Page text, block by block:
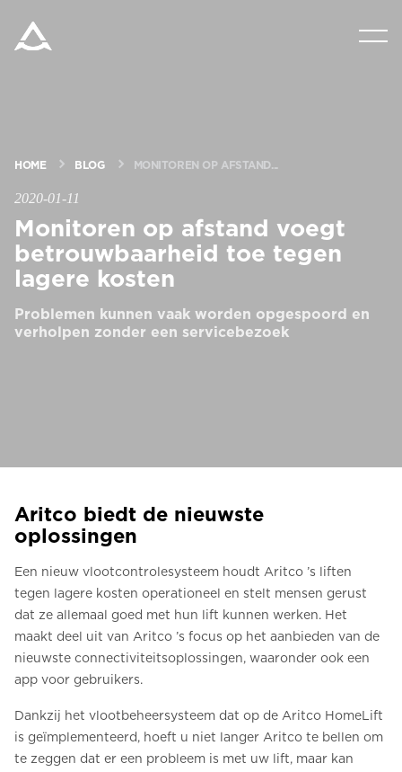
PRODUCTEN
BLOG & NIEUWS
Vraag om een prijsraming
Aanmelden voor nieuwsbrief
FAQ
Neem contact op
NL
HOME BLOG MONITOREN OP AFSTAND...
2020-01-11
Monitoren op afstand voegt
betrouwbaarheid toe tegen
lagere kosten
Problemen kunnen vaak worden opgespoord en
verholpen zonder een servicebezoek
Aritco biedt de nieuwste
oplossingen
Een nieuw vlootcontrolesysteem houdt Aritco ’s liften
tegen lagere kosten operationeel en stelt mensen gerust
dat ze allemaal goed met hun lift kunnen werken. Het
maakt deel uit van Aritco ’s focus op het aanbieden van de
nieuwste connectiviteitsoplossingen, waaronder ook een
app voor gebruikers.
Dankzij het vlootbeheersysteem dat op de Aritco HomeLift
is geïmplementeerd, hoeft u niet langer Aritco te bellen om
te zeggen dat er een probleem is met uw lift, maar kan